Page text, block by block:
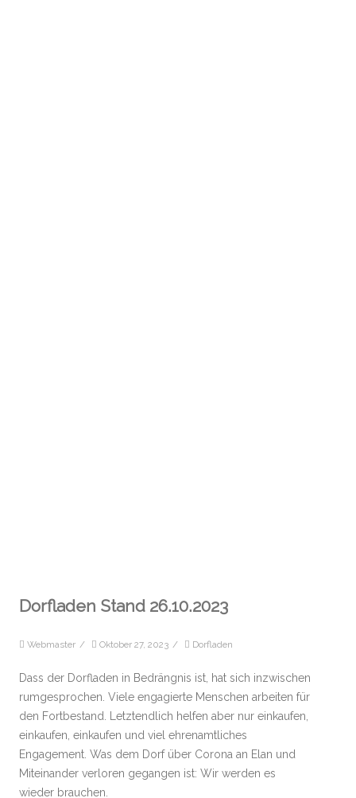
Dorfladen Stand 26.10.2023
Webmaster / Oktober 27, 2023 / Dorfladen
Dass der Dorfladen in Bedrängnis ist, hat sich inzwischen
rumgesprochen. Viele engagierte Menschen arbeiten für
den Fortbestand. Letztendlich helfen aber nur einkaufen,
einkaufen, einkaufen und viel ehrenamtliches
Engagement. Was dem Dorf über Corona an Elan und
Miteinander verloren gegangen ist: Wir werden es
wieder brauchen.